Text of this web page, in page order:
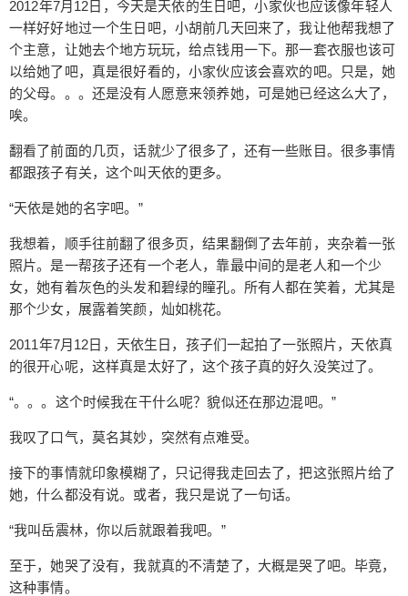
2012年7月12日，今天是天依的生日吧，小家伙也应该像年轻人
一样好好地过一个生日吧，小胡前几天回来了，我让他帮我想了
个主意，让她去个地方玩玩，给点钱用一下。那一套衣服也该可
以给她了吧，真是很好看的，小家伙应该会喜欢的吧。只是，她
的父母。。。还是没有人愿意来领养她，可是她已经这么大了，
唉。
翻看了前面的几页，话就少了很多了，还有一些账目。很多事情
都跟孩子有关，这个叫天依的更多。
“天依是她的名字吧。”
我想着，顺手往前翻了很多页，结果翻倒了去年前，夹杂着一张
照片。是一帮孩子还有一个老人，靠最中间的是老人和一个少
女，她有着灰色的头发和碧绿的瞳孔。所有人都在笑着，尤其是
那个少女，展露着笑颜，灿如桃花。
2011年7月12日，天依生日，孩子们一起拍了一张照片，天依真
的很开心呢，这样真是太好了，这个孩子真的好久没笑过了。
“。。。这个时候我在干什么呢？貌似还在那边混吧。”
我叹了口气，莫名其妙，突然有点难受。
接下的事情就印象模糊了，只记得我走回去了，把这张照片给了
她，什么都没有说。或者，我只是说了一句话。
“我叫岳震林，你以后就跟着我吧。”
至于，她哭了没有，我就真的不清楚了，大概是哭了吧。毕竟，
这种事情。